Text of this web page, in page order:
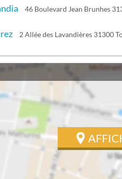
46 Boulevard Jean Brunhes
2 Allée des Lavandières 31300